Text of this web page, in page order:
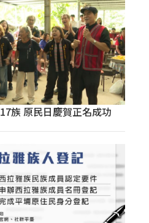
族 原民日慶賀正名成功